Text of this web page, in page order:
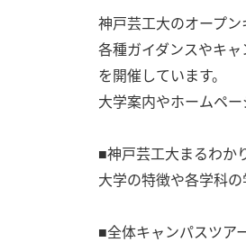
神戸芸工大のオープ
各種ガイダンスやキ
を開催しています。
大学案内やホームペ
■神戸芸工大まるわか
大学の特徴や各学科
■全体キャンパスツア